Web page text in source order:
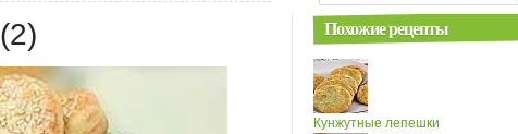
Похожие рецепты
Кунжутные лепешки